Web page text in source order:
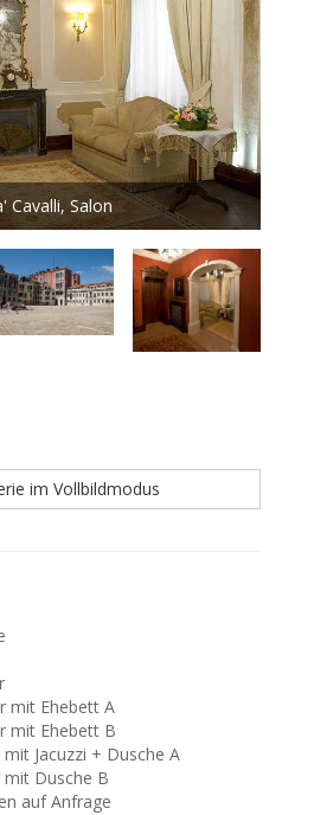
Cavalli, Salon
im Vollbildmodus
mit Ehebett A
mit Ehebett B
Jacuzzi + Dusche A
Dusche B
auf Anfrage